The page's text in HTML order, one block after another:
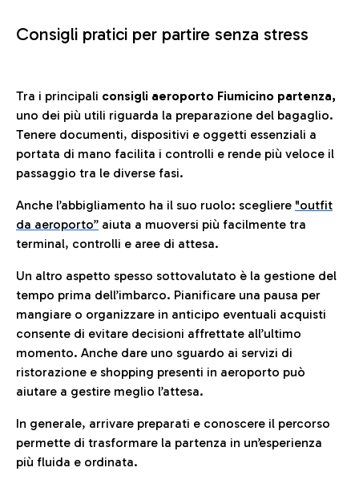
Consigli pratici per partire senza stress
Tra i principali consigli aeroporto Fiumicino partenza,
uno dei più utili riguarda la preparazione del bagaglio.
Tenere documenti, dispositivi e oggetti essenziali a
portata di mano facilita i controlli e rende più veloce il
passaggio tra le diverse fasi.
Anche l’abbigliamento ha il suo ruolo: scegliere "outfit
da aeroporto” aiuta a muoversi più facilmente tra
terminal, controlli e aree di attesa.
Un altro aspetto spesso sottovalutato è la gestione del
tempo prima dell’imbarco. Pianificare una pausa per
mangiare o organizzare in anticipo eventuali acquisti
consente di evitare decisioni affrettate all’ultimo
momento. Anche dare uno sguardo ai servizi di
ristorazione e shopping presenti in aeroporto può
aiutare a gestire meglio l’attesa.
In generale, arrivare preparati e conoscere il percorso
permette di trasformare la partenza in un’esperienza
più fluida e ordinata.